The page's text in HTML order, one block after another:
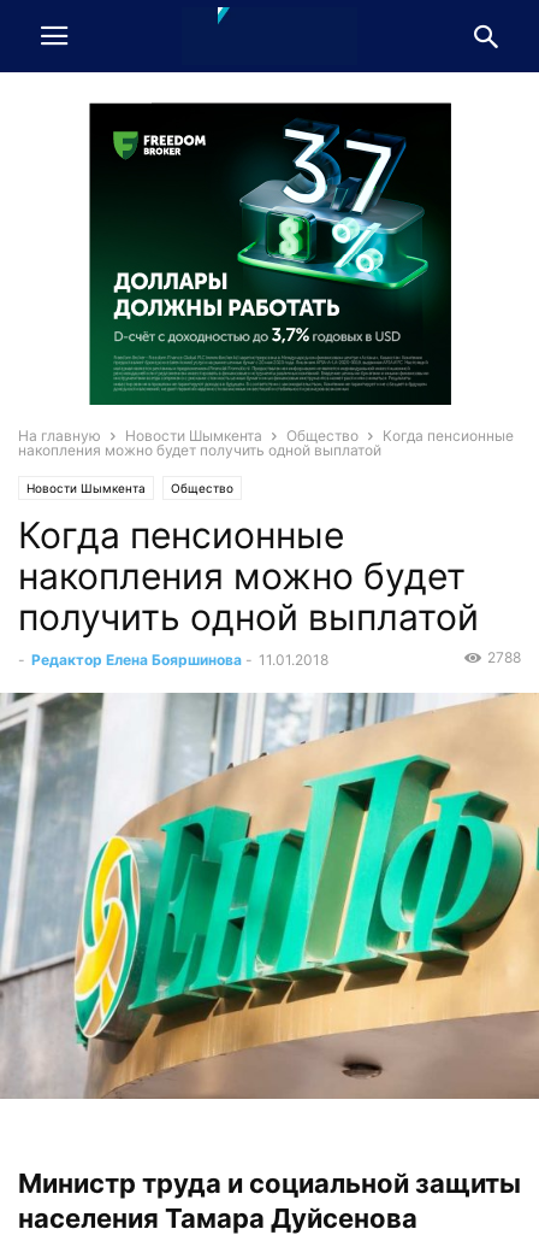
На главную Новости Шымкента Общество
Когда пенсионные
накопления можно будет получить одной выплатой
Новости Шымкента Общество
Когда пенсионные
накопления можно будет
получить одной выплатой
- Редактор Елена Бояршинова - 11.01.2018 2788
Министр труда и социальной защиты
населения Тамара Дуйсенова